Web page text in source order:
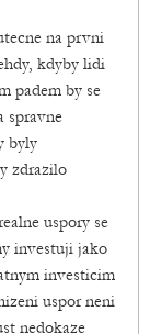
na prvni
kdyby lidi
padem by se
spravne
byly
zdrazilo
uspory se
investuji jako
investicim
uspor neni
nedokaze